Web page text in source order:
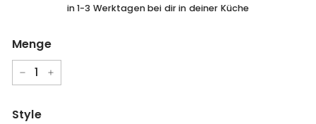
in 1-3 Werktagen bei dir in deiner Küche
Menge
− +
Style